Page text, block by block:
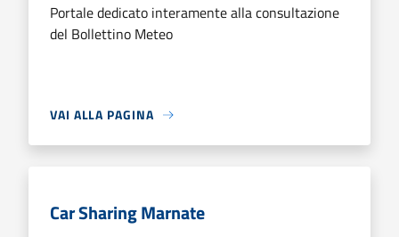
Portale dedicato interamente alla consultazione
del Bollettino Meteo
VAI ALLA PAGINA
Car Sharing Marnate